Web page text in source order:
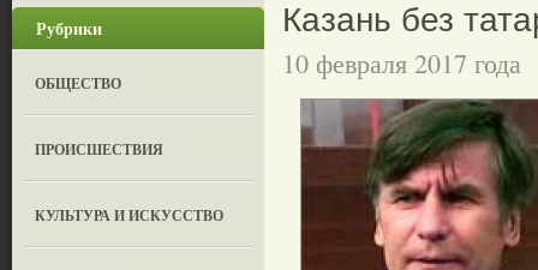
Рубрики
ОБЩЕСТВО
ПРОИСШЕСТВИЯ
КУЛЬТУРА И ИСКУССТВО
Казань без
10 февраля 2017 года